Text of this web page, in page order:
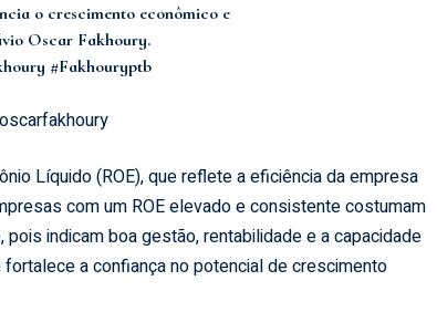
o crescimento econômico e
Oscar Fakhoury.
#Fakhouryptb
Líquido (ROE), que reflete a eficiência da empresa
com um ROE elevado e consistente costumam
indicam boa gestão, rentabilidade e a capacidade
a confiança no potencial de crescimento